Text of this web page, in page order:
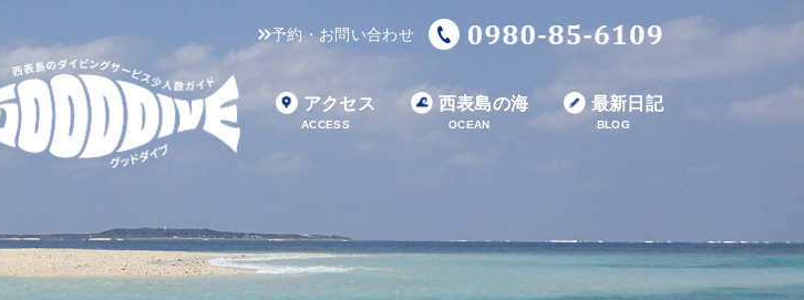
予約・お問い合わせ
アクセス
ACCESS
西表島の海
OCEAN
最新日記
BLOG